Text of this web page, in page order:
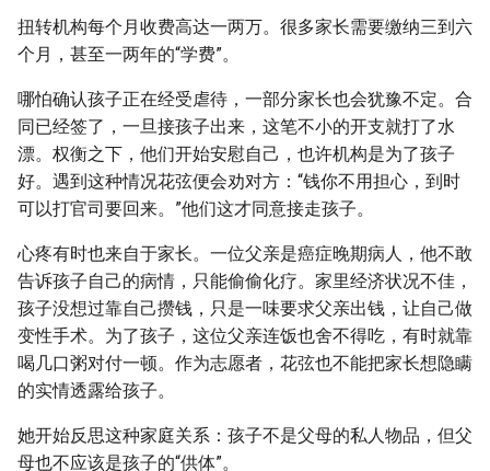
扭转机构每个月收费高达一两万。很多家长需要缴纳三到六
个月，甚至一两年的“学费”。
哪怕确认孩子正在经受虐待，一部分家长也会犹豫不定。合
同已经签了，一旦接孩子出来，这笔不小的开支就打了水
漂。权衡之下，他们开始安慰自己，也许机构是为了孩子
好。遇到这种情况花弦便会劝对方：“钱你不用担心，到时
可以打官司要回来。”他们这才同意接走孩子。
心疼有时也来自于家长。一位父亲是癌症晚期病人，他不敢
告诉孩子自己的病情，只能偷偷化疗。家里经济状况不佳，
孩子没想过靠自己攒钱，只是一味要求父亲出钱，让自己做
变性手术。为了孩子，这位父亲连饭也舍不得吃，有时就靠
喝几口粥对付一顿。作为志愿者，花弦也不能把家长想隐瞒
的实情透露给孩子。
她开始反思这种家庭关系：孩子不是父母的私人物品，但父
母也不应该是孩子的“供体”。